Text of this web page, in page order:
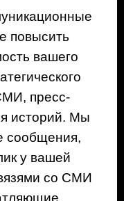
повысить
вашего
пресс-
историй. Мы
сообщения,
у вашей
со СМИ